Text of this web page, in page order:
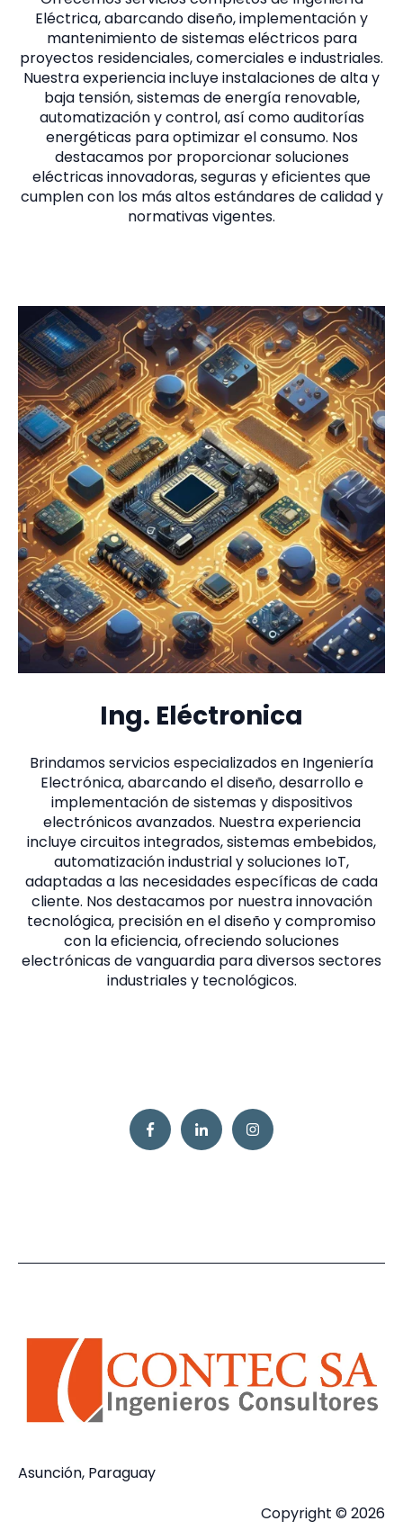
Eléctrica, abarcando diseño, implementación y
mantenimiento de sistemas eléctricos para
proyectos residenciales, comerciales e industriales.
Nuestra experiencia incluye instalaciones de alta y
baja tensión, sistemas de energía renovable,
automatización y control, así como auditorías
energéticas para optimizar el consumo. Nos
destacamos por proporcionar soluciones
eléctricas innovadoras, seguras y eficientes que
cumplen con los más altos estándares de calidad y
normativas vigentes.
Ing. Eléctronica
Brindamos servicios especializados en Ingeniería
Electrónica, abarcando el diseño, desarrollo e
implementación de sistemas y dispositivos
electrónicos avanzados. Nuestra experiencia
incluye circuitos integrados, sistemas embebidos,
automatización industrial y soluciones IoT,
adaptadas a las necesidades específicas de cada
cliente. Nos destacamos por nuestra innovación
tecnológica, precisión en el diseño y compromiso
con la eficiencia, ofreciendo soluciones
electrónicas de vanguardia para diversos sectores
industriales y tecnológicos.
Asunción, Paraguay
Copyright © 2026